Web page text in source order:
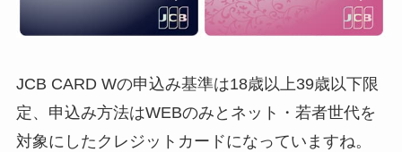
JCB CARD Wの申込み基準は18歳以上39歳以下限
定 、申込み方法はWEBのみ とネット・若者世代を
対象にしたクレジットカードになっていますね。